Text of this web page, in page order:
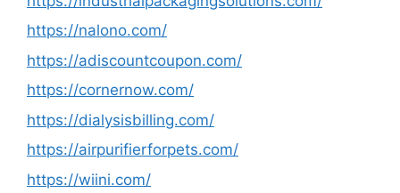
https://nalono.com/
https://adiscountcoupon.com/
https://cornernow.com/
https://dialysisbilling.com/
https://airpurifierforpets.com/
https://wiini.com/